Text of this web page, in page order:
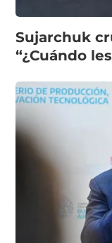
Sujarchuk
“¿Cuándo